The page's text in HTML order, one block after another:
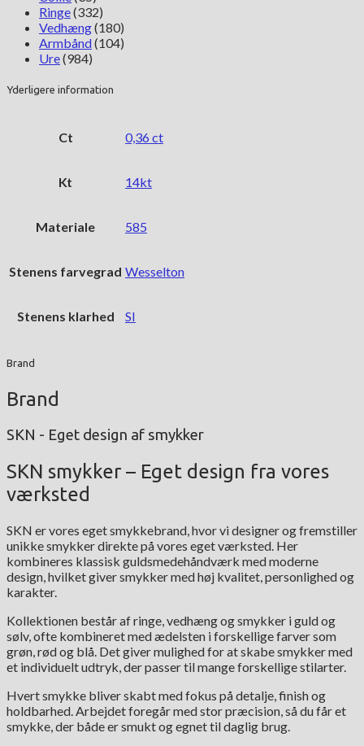
Ringe(332)
Vedhæng(180)
Armbånd(104)
Ure(984)
Yderligere information
Ct 0,36 ct
Kt 14kt
Materiale 585
Stenens farvegrad Wesselton
Stenens klarhed SI
Brand
Brand
SKN - Eget design af smykker
SKN smykker – Eget design fra vores
værksted
SKN er vores eget smykkebrand, hvor vi designer og fremstiller
unikke smykker direkte på vores eget værksted. Her
kombineres klassisk guldsmedehåndværk med moderne
design, hvilket giver smykker med høj kvalitet, personlighed og
karakter.
Kollektionen består af ringe, vedhæng og smykker i guld og
sølv, ofte kombineret med ædelsten i forskellige farver som
grøn, rød og blå. Det giver mulighed for at skabe smykker med
et individuelt udtryk, der passer til mange forskellige stilarter.
Hvert smykke bliver skabt med fokus på detalje, finish og
holdbarhed. Arbejdet foregår med stor præcision, så du får et
smykke, der både er smukt og egnet til daglig brug.